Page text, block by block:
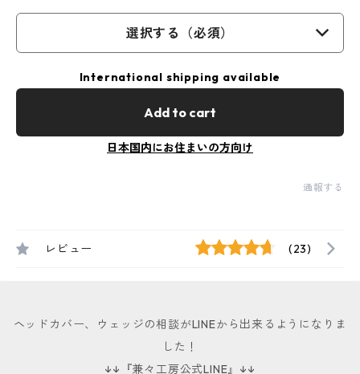
選択する（必須）
International shipping available
Add to cart
日本国内にお住まいの方向け
通報する
レビュー (23)
ヘッドカバー、ウェッジの相談がLINEから出来るようになりま
した！
↓↓『兼々工房公式LINE』↓↓